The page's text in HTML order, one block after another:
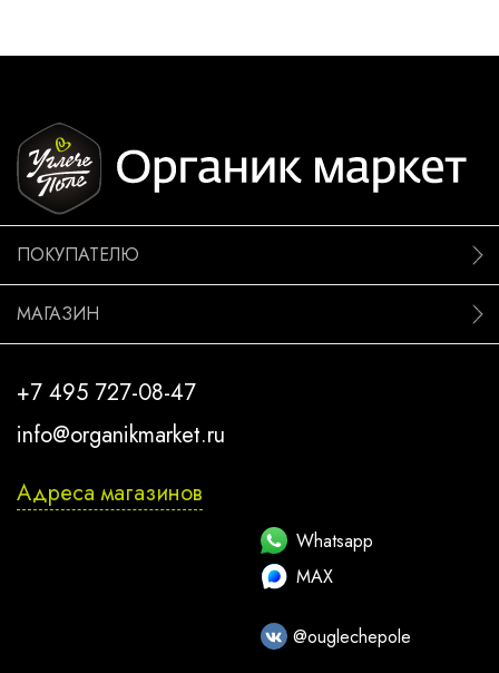
ПОКУПАТЕЛЮ
МАГАЗИН
+7 495 727-08-47
info@organikmarket.ru
Адреса магазинов
Whatsapp
MAX
@ouglechepole